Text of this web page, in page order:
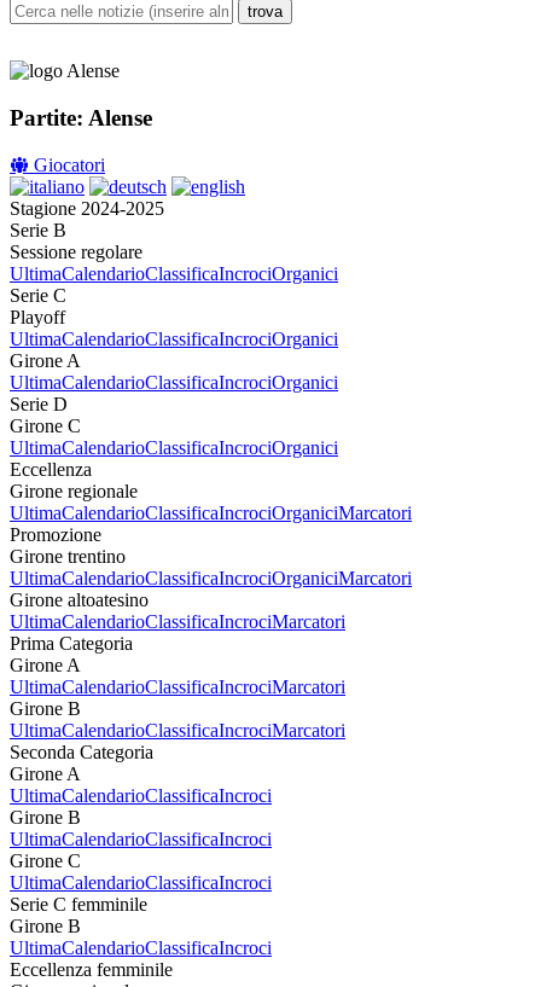
Partite: Alense
Giocatori
Stagione 2024-2025
Serie B
Sessione regolare
UltimaCalendarioClassificaIncrociOrganici
Serie C
Playoff
UltimaCalendarioClassificaIncrociOrganici
Girone A
UltimaCalendarioClassificaIncrociOrganici
Serie D
Girone C
UltimaCalendarioClassificaIncrociOrganici
Eccellenza
Girone regionale
UltimaCalendarioClassificaIncrociOrganiciMarcatori
Promozione
Girone trentino
UltimaCalendarioClassificaIncrociOrganiciMarcatori
Girone altoatesino
UltimaCalendarioClassificaIncrociMarcatori
Prima Categoria
Girone A
UltimaCalendarioClassificaIncrociMarcatori
Girone B
UltimaCalendarioClassificaIncrociMarcatori
Seconda Categoria
Girone A
UltimaCalendarioClassificaIncroci
Girone B
UltimaCalendarioClassificaIncroci
Girone C
UltimaCalendarioClassificaIncroci
Serie C femminile
Girone B
UltimaCalendarioClassificaIncroci
Eccellenza femminile